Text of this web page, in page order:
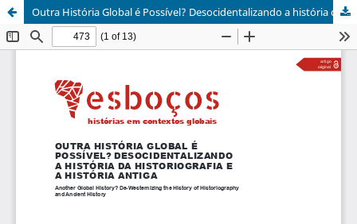
Outra História Global é Possível? Desocidentalizando a história da historiografia e a história antiga